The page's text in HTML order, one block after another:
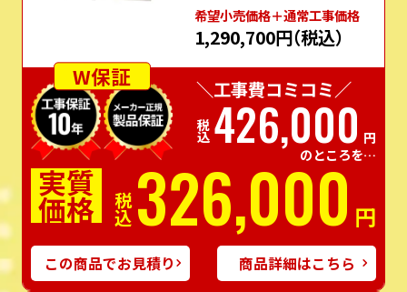
希望⼩売価格＋通常⼯事価格
1,290,700円（税込）
W保証
＼工事費コミコミ／
税込426,000 円
のところを…
実質
価格 税込326,000 円
この商品でお見積り 商品詳細はこちら